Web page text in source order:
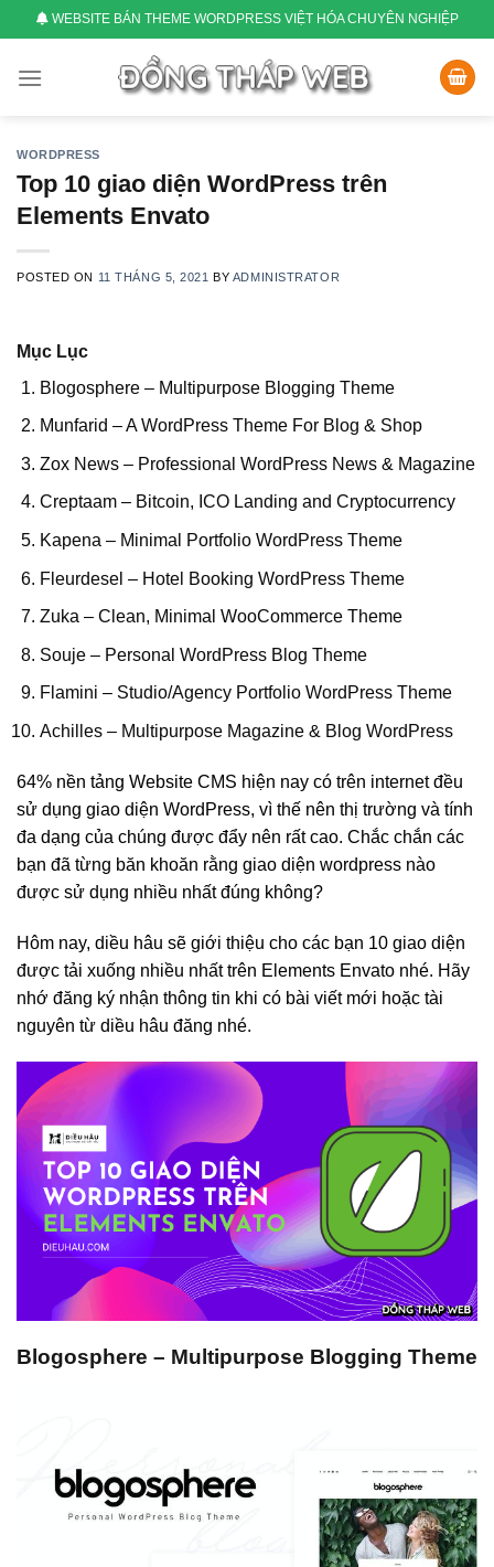
to
content
WEBSITE BÁN THEME WORDPRESS VIỆT HÓA CHUYÊN NGHIỆP
WORDPRESS
Top 10 giao diện WordPress trên
Elements Envato
POSTED ON 11 THÁNG 5, 2021 BY ADMINISTRATOR
Mục Lục
Blogosphere – Multipurpose Blogging Theme
Munfarid – A WordPress Theme For Blog & Shop
Zox News – Professional WordPress News & Magazine
Creptaam – Bitcoin, ICO Landing and Cryptocurrency
Kapena – Minimal Portfolio WordPress Theme
Fleurdesel – Hotel Booking WordPress Theme
Zuka – Clean, Minimal WooCommerce Theme
Souje – Personal WordPress Blog Theme
Flamini – Studio/Agency Portfolio WordPress Theme
Achilles – Multipurpose Magazine & Blog WordPress
64% nền tảng Website CMS hiện nay có trên internet đều
sử dụng giao diện WordPress, vì thế nên thị trường và tính
đa dạng của chúng được đẩy nên rất cao. Chắc chắn các
bạn đã từng băn khoăn rằng giao diện wordpress nào
được sử dụng nhiều nhất đúng không?
Hôm nay, diều hâu sẽ giới thiệu cho các bạn 10 giao diện
được tải xuống nhiều nhất trên Elements Envato nhé. Hãy
nhớ đăng ký nhận thông tin khi có bài viết mới hoặc tài
nguyên từ diều hâu đăng nhé.
Blogosphere – Multipurpose Blogging Theme